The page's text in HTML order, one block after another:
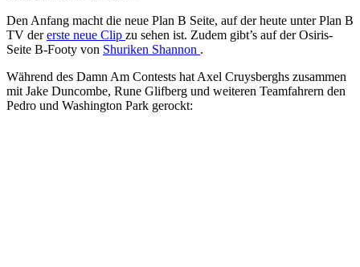
Den Anfang macht die neue Plan B Seite, auf der heute unter Plan B
TV dererste neue Clip zu sehen ist. Zudem gibt’s auf der Osiris-
Seite B-Footy von Shuriken Shannon .
Während des Damn Am Contests hat Axel Cruysberghs zusammen
mit Jake Duncombe, Rune Glifberg und weiteren Teamfahrern den
Pedro und Washington Park gerockt: